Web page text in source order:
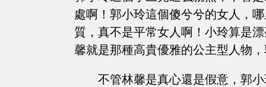
處啊！郭小玲這個傻兮兮的女人，
質，真不是平常女人啊！小玲算是
馨就是那種高貴優雅的公主型人物
不管林馨是真心還是假意，郭